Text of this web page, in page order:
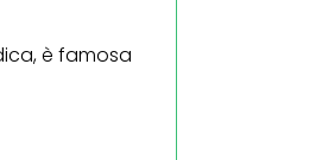
è famosa